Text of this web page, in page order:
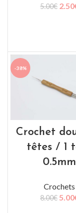
5.00€ 2.50
-38%
Crochet
têtes / 1
0.5mm
Crochets
8.00€5.00